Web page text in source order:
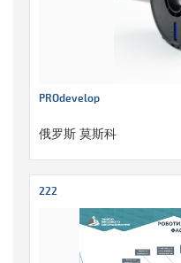
PROdevelop
俄罗斯 莫斯科
222